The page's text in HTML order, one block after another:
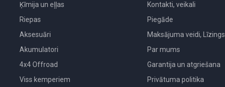
Ķīmija un eļļas
Riepas
Aksesuāri
Akumulatori
4x4 Offroad
Viss kemperiem
Kontakti, veikali
Piegāde
Maksājuma veidi, Līzings
Par mums
Garantija un atgriešana
Privātuma politika